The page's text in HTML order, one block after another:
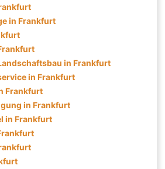
in Frankfurt
in Frankfurt
in Frankfurt
Frankfurt
in Frankfurt
in Frankfurt